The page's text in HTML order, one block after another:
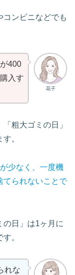
コンビニなどでも
花子
400
入す
粗大ゴミの日」
。
少なく、一度機
てられないことで
の日」は1ヶ月に
。
れな